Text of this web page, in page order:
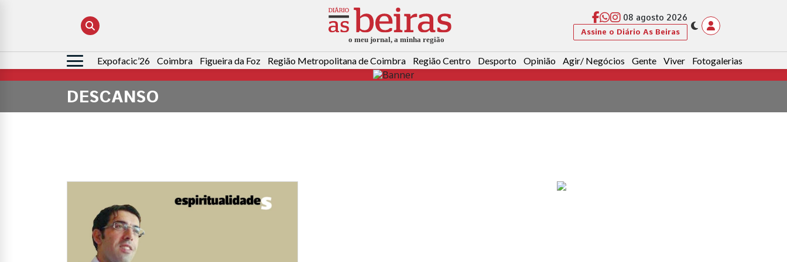
08 agosto 2026
Assine o Diário As Beiras
Pesquisar
por:
Expofacic’26 Coimbra Figueira da Foz Região Metropolitana de Coimbra Região Centro Desporto Opinião Agir/ Negócios Gente Viver Fotogalerias
DESCANSO